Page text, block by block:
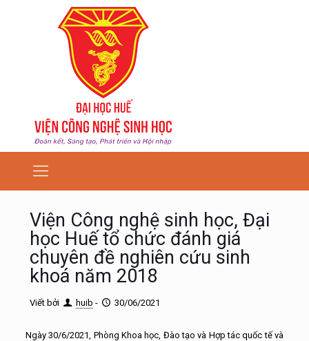
Viện Công nghệ sinh học, Đại
học Huế tổ chức đánh giá
chuyên đề nghiên cứu sinh
khoá năm 2018
Viết bởi huib - 30/06/2021
Ngày 30/6/2021, Phòng Khoa học, Đào tạo và Hợp tác quốc tế và